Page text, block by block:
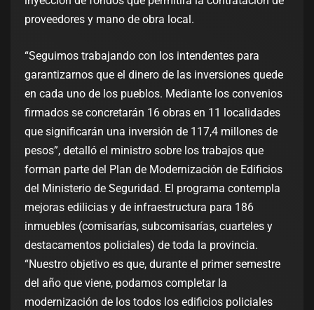
proveedores y mano de obra local.
“Seguimos trabajando con los intendentes para
garantizarnos que el dinero de las inversiones quede
en cada uno de los pueblos. Mediante los convenios
firmados se concretarán 16 obras en 11 localidades
que significarán una inversión de 117,4 millones de
pesos”, detalló el ministro sobre los trabajos que
forman parte del Plan de Modernización de Edificios
del Ministerio de Seguridad. El programa contempla
mejoras edilicias y de infraestructura para 186
inmuebles (comisarías, subcomisarías, cuarteles y
destacamentos policiales) de toda la provincia.
“Nuestro objetivo es que, durante el primer semestre
del año que viene, podamos completar la
modernización de los todos los edificios policiales